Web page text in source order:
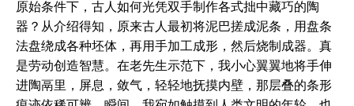
原始条件下，古人如何光凭双手制作各式拙中藏巧的陶
器？从介绍得知，原来古人最初将泥巴搓成泥条，用盘条
法盘绕成各种坯体，再用手加工成形，然后烧制成器。真
是劳动创造智慧。在老先生示范下，我小心翼翼地将手伸
进陶鬲里，屏息，敛气，轻轻地抚摸内壁，那层叠的条形